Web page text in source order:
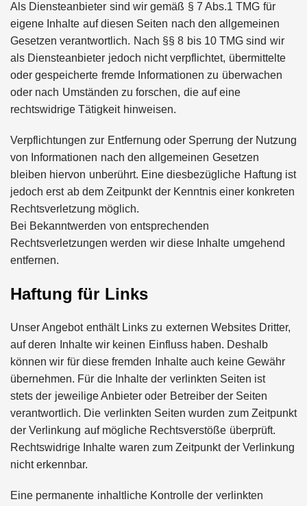
Als Diensteanbieter sind wir gemäß § 7 Abs.1 TMG für
eigene Inhalte auf diesen Seiten nach den allgemeinen
Gesetzen verantwortlich. Nach §§ 8 bis 10 TMG sind wir
als Diensteanbieter jedoch nicht verpflichtet, übermittelte
oder gespeicherte fremde Informationen zu überwachen
oder nach Umständen zu forschen, die auf eine
rechtswidrige Tätigkeit hinweisen.
Verpflichtungen zur Entfernung oder Sperrung der Nutzung
von Informationen nach den allgemeinen Gesetzen
bleiben hiervon unberührt. Eine diesbezügliche Haftung ist
jedoch erst ab dem Zeitpunkt der Kenntnis einer konkreten
Rechtsverletzung möglich.
Bei Bekanntwerden von entsprechenden
Rechtsverletzungen werden wir diese Inhalte umgehend
entfernen.
Haftung für Links
Unser Angebot enthält Links zu externen Websites Dritter,
auf deren Inhalte wir keinen Einfluss haben. Deshalb
können wir für diese fremden Inhalte auch keine Gewähr
übernehmen. Für die Inhalte der verlinkten Seiten ist
stets der jeweilige Anbieter oder Betreiber der Seiten
verantwortlich. Die verlinkten Seiten wurden zum Zeitpunkt
der Verlinkung auf mögliche Rechtsverstöße überprüft.
Rechtswidrige Inhalte waren zum Zeitpunkt der Verlinkung
nicht erkennbar.
Eine permanente inhaltliche Kontrolle der verlinkten
AUDAVIS im Employer